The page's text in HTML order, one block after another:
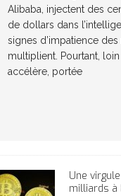
Alibaba, injectent des
de dollars dans
signes d’impatience
multiplient. Pourtant,
accélère, portée
Une
milliards à